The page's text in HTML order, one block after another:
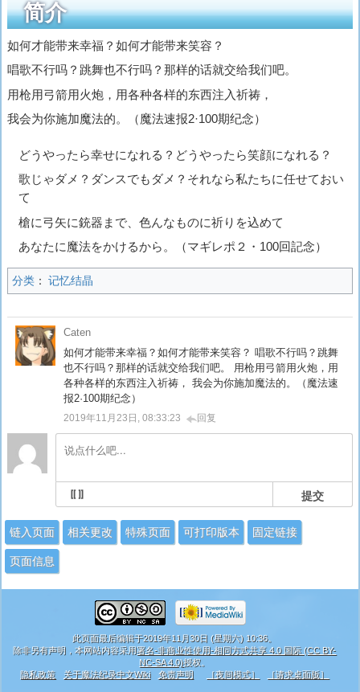
简介
如何才能带来幸福？如何才能带来笑容？
唱歌不行吗？跳舞也不行吗？那样的话就交给我们吧。
用枪用弓箭用火炮，用各种各样的东西注入祈祷，
我会为你施加魔法的。（魔法速报2·100期纪念）
どうやったら幸せになれる？どうやったら笑顔になれる？
歌じゃダメ？ダンスでもダメ？それなら私たちに任せておい
て
槍に弓矢に銃器まで、色んなものに祈りを込めて
あなたに魔法をかけるから。（マギレポ２・100回記念）
分类： 记忆结晶
Caten
如何才能带来幸福？如何才能带来笑容？ 唱歌不行吗？跳舞
也不行吗？那样的话就交给我们吧。 用枪用弓箭用火炮，用
各种各样的东西注入祈祷， 我会为你施加魔法的。（魔法速
报2·100期纪念）
2019年11月23日, 08:33:23 回复
提交
链入页面 相关更改 特殊页面 可打印版本 固定链接
页面信息
此页面最后编辑于2019年11月30日 (星期六) 10:36。
除非另有声明，本网站内容采用署名-非商业性使用-相同方式共享 4.0 国际 (CC BY-
NC-SA 4.0)授权。
隐私政策
关于魔法纪录中文Wiki 免责声明 ［夜间模式］ ［请求桌面版］